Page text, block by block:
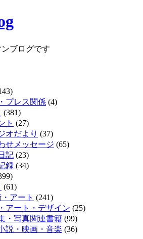
ブログです
プレス関係 (4)
(381)
ト (27)
オだより (37)
せメッセージ (65)
記 (23)
録 (34)
(61)
アート (241)
アート・デザイン (25)
・写真関連書籍 (99)
説・映画・音楽 (36)